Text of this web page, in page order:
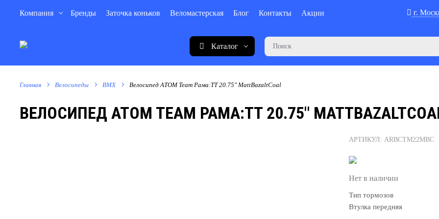
Компания Бренды Заточка коньков Веломастерская Блог Контакты Акции г.
Каталог
Главная Велосипеды BMX Велосипед ATOM Team Рама:TT 20.75" MattBazaltCoal
ВЕЛОСИПЕД ATOM TEAM РАМА:TT 20.75"
АРТИКУЛ: ARBCTM22MBC
Нет в наличии
Тип тормозов
Втулка передняя